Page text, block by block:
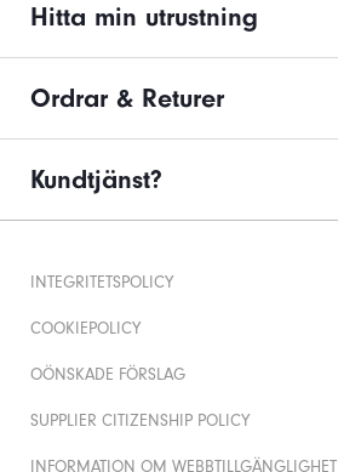
Hitta min utrustning
Ordrar & Returer
Kundtjänst?
INTEGRITETSPOLICY
COOKIEPOLICY
OÖNSKADE FÖRSLAG
SUPPLIER CITIZENSHIP POLICY
INFORMATION OM WEBBTILLGÄNGLIGHET